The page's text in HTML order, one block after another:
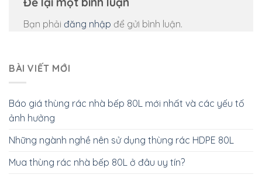
Bạn phải đăng nhập để gửi bình luận.
BÀI VIẾT MỚI
Báo giá thùng rác nhà bếp 80L mới nhất và các yếu tố
ảnh hưởng
Những ngành nghề nên sử dụng thùng rác HDPE 80L
Mua thùng rác nhà bếp 80L ở đâu uy tín?